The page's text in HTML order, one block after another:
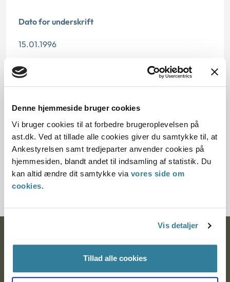
Denne hjemmeside bruger cookies
Vi bruger cookies til at forbedre brugeroplevelsen på
ast.dk. Ved at tillade alle cookies giver du samtykke til, at
Ankestyrelsen samt tredjeparter anvender cookies på
hjemmesiden, blandt andet til indsamling af statistik. Du
kan altid ændre dit samtykke via vores side om
cookies.
Vis detaljer
Tillad alle cookies
Dato for underskrift
15.01.1996
Offentliggørelsesdato
12.07.2013
Paragraf
§ 47 § 59
Journalnummer
20680-94